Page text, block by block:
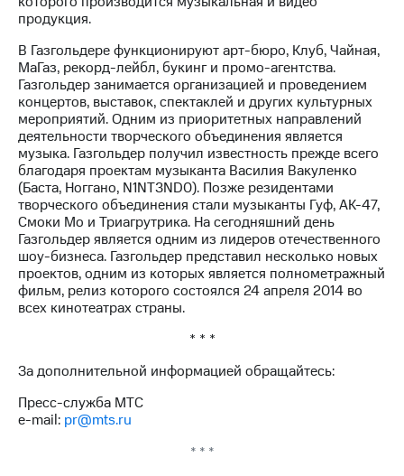
продукция.
В Газгольдере функционируют арт-бюро, Клуб, Чайная,
МаГаз, рекорд-лейбл, букинг и промо-агентства.
Газгольдер занимается организацией и проведением
концертов, выставок, спектаклей и других культурных
мероприятий. Одним из приоритетных направлений
деятельности творческого объединения является
музыка. Газгольдер получил известность прежде всего
благодаря проектам музыканта Василия Вакуленко
(Баста, Ноггано, N1NT3ND0). Позже резидентами
творческого объединения стали музыканты Гуф, АК-47,
Смоки Мо и Триагрутрика. На сегодняшний день
Газгольдер является одним из лидеров отечественного
шоу-бизнеса. Газгольдер представил несколько новых
проектов, одним из которых является полнометражный
фильм, релиз которого состоялся 24 апреля 2014 во
всех кинотеатрах страны.
* * *
За дополнительной информацией обращайтесь:
Пресс-служба МТС
e-mail: pr@mts.ru
* * *